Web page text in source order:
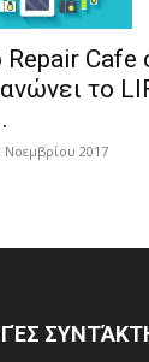
Repair Cafe
το
Νοεμβρίου 2017